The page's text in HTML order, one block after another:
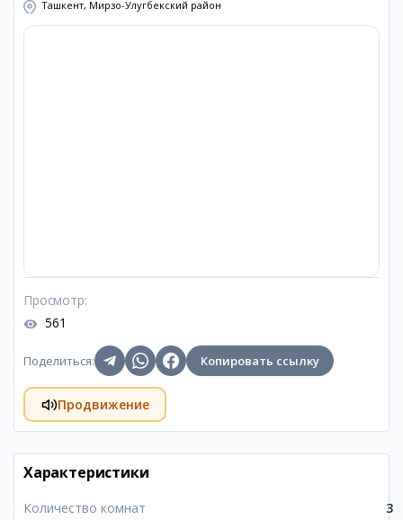
Ташкент, Мирзо-Улугбекский район
Просмотр:
561
Поделиться: Копировать ссылку
Продвижение
Характеристики
Количество комнат 3